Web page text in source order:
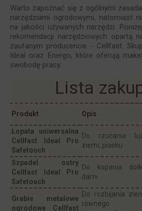
Warto zapoznać się z ogólnymi
narzędziami ogrodowymi, natomiast
na jakości używanych narzędzi.
rekomendacji narzędziowych opartą
zaufanym producencie - Cellfast.
Ideal oraz Energo, które oferują
swobodę pracy:
Lista
Produkt Opis
Łopata uniwersalna
Cellfast Ideal Pro
Safetouch
Do rzucania
ziemi, piasku
Szpadel ostry
Cellfast Ideal Pro
Safetouch
Do kopania
darni
Grabie metalowe
ogrodowe Cellfast
Do rozbijania
równego